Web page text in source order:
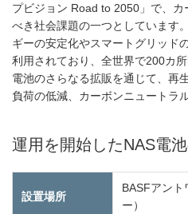
プビジョン Road to 2050」で、
べき社会課題の一つとしています
ギーの安定化やスマートグリッド
利用されており、全世界で200カ
電池のさらなる拡販を通じて、再
負荷の低減、カーボンニュートラ
運用を開始したNAS電
設置場所
BASFアン
ー）